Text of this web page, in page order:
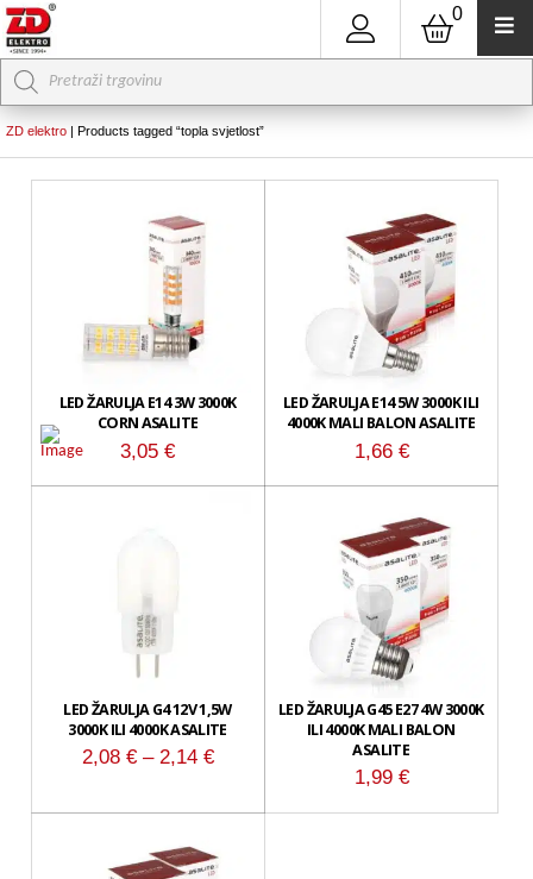
0
Products
search
ZD elektro | Products tagged “topla svjetlost”
LED ŽARULJA E14 3W 3000K
CORN ASALITE
3,05€
LED ŽARULJA E14 5W 3000K ILI
4000K MALI BALON ASALITE
1,66 €
LED ŽARULJA G4 12V 1,5W
3000K ILI 4000K ASALITE
2,08 € – 2,14 €Raspon
od
do
LED ŽARULJA G45 E27 4W 3000K
ILI 4000K MALI BALON
ASALITE
1,99 €